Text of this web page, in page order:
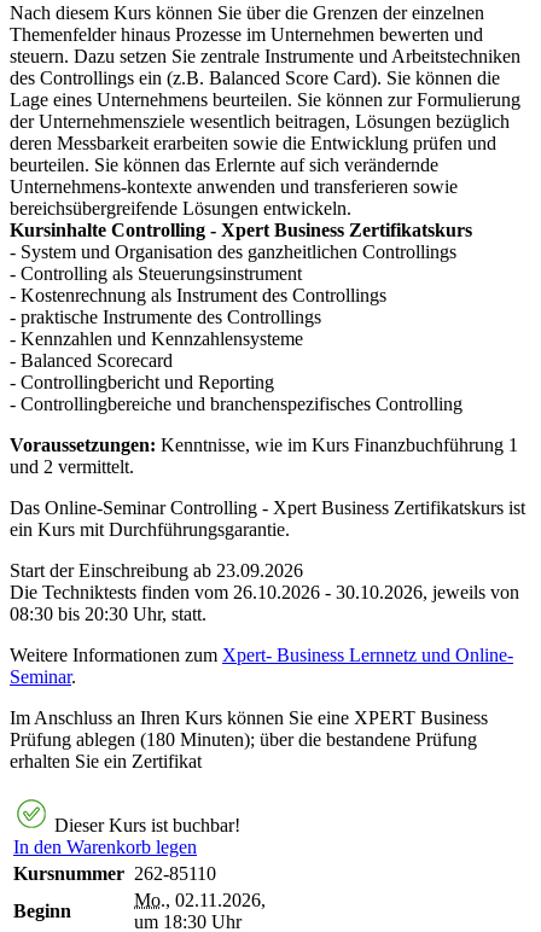
Nach diesem Kurs können Sie über die Grenzen der einzelnen
Themenfelder hinaus Prozesse im Unternehmen bewerten und
steuern. Dazu setzen Sie zentrale Instrumente und Arbeitstechniken
des Controllings ein (z.B. Balanced Score Card). Sie können die
Lage eines Unternehmens beurteilen. Sie können zur Formulierung
der Unternehmensziele wesentlich beitragen, Lösungen bezüglich
deren Messbarkeit erarbeiten sowie die Entwicklung prüfen und
beurteilen. Sie können das Erlernte auf sich verändernde
Unternehmens-kontexte anwenden und transferieren sowie
bereichsübergreifende Lösungen entwickeln.
Kursinhalte Controlling - Xpert Business Zertifikatskurs
- System und Organisation des ganzheitlichen Controllings
- Controlling als Steuerungsinstrument
- Kostenrechnung als Instrument des Controllings
- praktische Instrumente des Controllings
- Kennzahlen und Kennzahlensysteme
- Balanced Scorecard
- Controllingbericht und Reporting
- Controllingbereiche und branchenspezifisches Controlling
Voraussetzungen: Kenntnisse, wie im Kurs Finanzbuchführung 1
und 2 vermittelt.
Das Online-Seminar Controlling - Xpert Business Zertifikatskurs ist
ein Kurs mit Durchführungsgarantie.
Start der Einschreibung ab 23.09.2026
Die Techniktests finden vom 26.10.2026 - 30.10.2026, jeweils von
08:30 bis 20:30 Uhr, statt.
Weitere Informationen zum Xpert- Business Lernnetz und Online-
Seminar.
Im Anschluss an Ihren Kurs können Sie eine XPERT Business
Prüfung ablegen (180 Minuten); über die bestandene Prüfung
erhalten Sie ein Zertifikat
Dieser Kurs ist buchbar!
In den Warenkorb legen
Kursnummer 262-85110
Beginn
Mo., 02.11.2026,
um 18:30 Uhr